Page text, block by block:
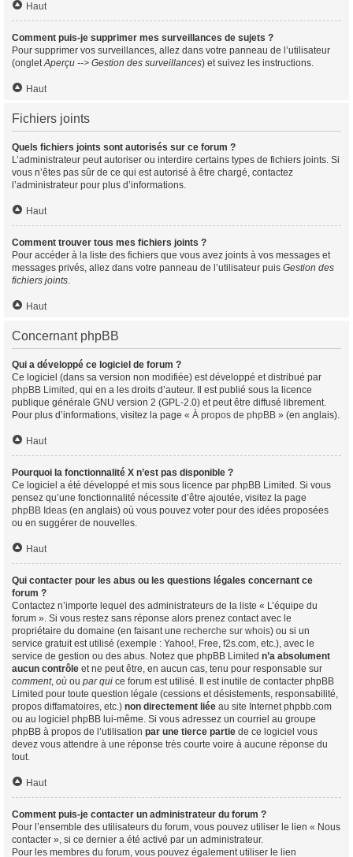
Haut
Comment puis-je supprimer mes surveillances de sujets ?
Pour supprimer vos surveillances, allez dans votre panneau de l’utilisateur
(ongletAperçu --> Gestion des surveillances) et suivez les instructions.
Haut
Fichiers joints
Quels fichiers joints sont autorisés sur ce forum ?
L’administrateur peut autoriser ou interdire certains types de fichiers joints. Si
vous n’êtes pas sûr de ce qui est autorisé à être chargé, contactez
l’administrateur pour plus d’informations.
Haut
Comment trouver tous mes fichiers joints ?
Pour accéder à la liste des fichiers que vous avez joints à vos messages et
messages privés, allez dans votre panneau de l’utilisateur puis Gestion des
fichiers joints.
Haut
Concernant phpBB
Qui a développé ce logiciel de forum ?
Ce logiciel (dans sa version non modifiée) est développé et distribué par
phpBB Limited , qui en a les droits d’auteur. Il est publié sous la licence
publique générale GNU version 2 (GPL-2.0) et peut être diffusé librement.
Pour plus d’informations, visitez la page « À propos de phpBB » (en anglais).
Haut
Pourquoi la fonctionnalité X n’est pas disponible ?
Ce logiciel a été développé et mis sous licence par phpBB Limited. Si vous
pensez qu’une fonctionnalité nécessite d’être ajoutée, visitez la page
phpBB Ideas (en anglais) où vous pouvez voter pour des idées proposées
ou en suggérer de nouvelles.
Haut
Qui contacter pour les abus ou les questions légales concernant ce
forum ?
Contactez n’importe lequel des administrateurs de la liste « L’équipe du
forum ». Si vous restez sans réponse alors prenez contact avec le
propriétaire du domaine (en faisant une recherche sur whois) ou si un
service gratuit est utilisé (exemple : Yahoo!, Free, f2s.com, etc.), avec le
service de gestion ou des abus. Notez que phpBB Limited n’a absolument
aucun contrôle et ne peut être, en aucun cas, tenu pour responsable sur
comment, où ou par qui ce forum est utilisé. Il est inutile de contacter phpBB
Limited pour toute question légale (cessions et désistements, responsabilité,
propos diffamatoires, etc.) non directement liée au site Internet phpbb.com
ou au logiciel phpBB lui-même. Si vous adressez un courriel au groupe
phpBB à propos de l’utilisation par une tierce partie de ce logiciel vous
devez vous attendre à une réponse très courte voire à aucune réponse du
tout.
Haut
Comment puis-je contacter un administrateur du forum ?
Pour l’ensemble des utilisateurs du forum, vous pouvez utiliser le lien « Nous
contacter », si ce dernier a été activé par un administrateur.
Pour les membres du forum, vous pouvez également utiliser le lien